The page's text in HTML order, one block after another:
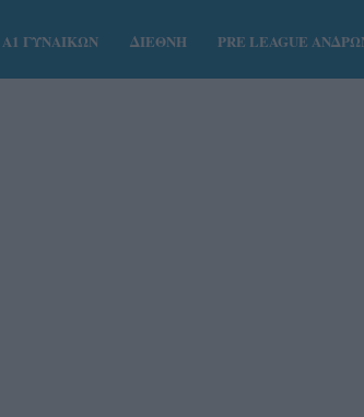
Α1 ΓΥΝΑΙΚΩΝ ΔΙΕΘΝΗ PRE LEAGUE